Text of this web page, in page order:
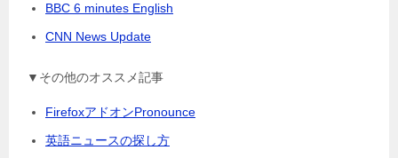
BBC 6 minutes English
CNN News Update
▼その他のオススメ記事
FirefoxアドオンPronounce
英語ニュースの探し方